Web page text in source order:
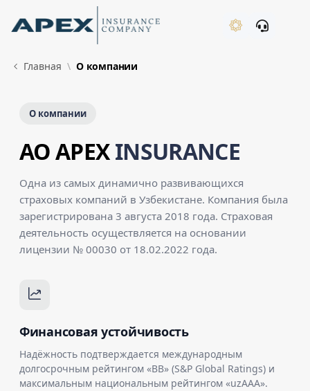
Skip to Main Content
Главная О компании
О компании
AO APEXINSURANCE
Одна из самых динамично развивающихся
страховых компаний в Узбекистане. Компания была
зарегистрирована 3 августа 2018 года. Страховая
деятельность осуществляется на основании
лицензии № 00030 от 18.02.2022 года.
Финансовая устойчивость
Надёжность подтверждается международным
долгосрочным рейтингом «BB» (S&P Global Ratings) и
максимальным национальным рейтингом «uzAAA».
New